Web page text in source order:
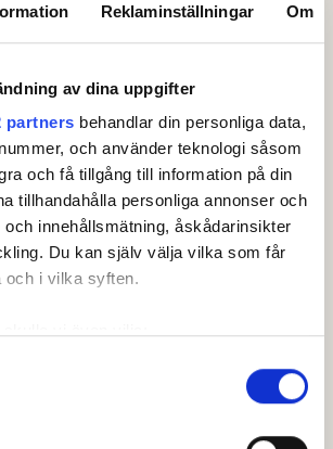
Reklaminställningar Om
av dina uppgifter
partners behandlar din personliga data,
och använder teknologi såsom
och få tillgång till information på din
tillhandahålla personliga annonser och
och innehållsmätning, åskådarinsikter
Du kan själv välja vilka som får
och i vilka syften.
på upp till flera meter
GK +40
GK +47
GK +70
GK Växjö +